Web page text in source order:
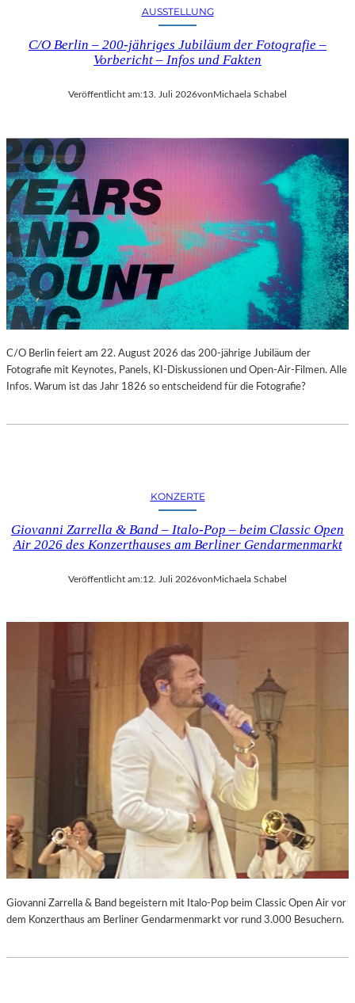
AUSSTELLUNG
C/O Berlin – 200-jähriges Jubiläum der Fotografie –
Vorbericht – Infos und Fakten
Veröffentlicht am:13. Juli 2026von Michaela Schabel
C/O Berlin feiert am 22. August 2026 das 200-jährige Jubiläum der
Fotografie mit Keynotes, Panels, KI-Diskussionen und Open-Air-Filmen. Alle
Infos. Warum ist das Jahr 1826 so entscheidend für die Fotografie?
KONZERTE
Giovanni Zarrella & Band – Italo-Pop – beim Classic Open
Air 2026 des Konzerthauses am Berliner Gendarmenmarkt
Veröffentlicht am:12. Juli 2026von Michaela Schabel
Giovanni Zarrella & Band begeistern mit Italo-Pop beim Classic Open Air vor
dem Konzerthaus am Berliner Gendarmenmarkt vor rund 3.000 Besuchern.